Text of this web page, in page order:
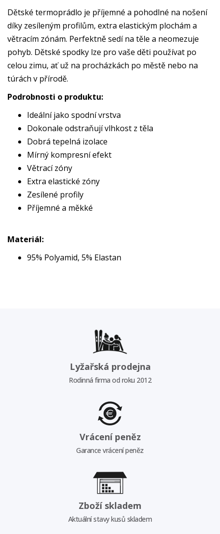
Dětské termoprádlo je příjemné a pohodlné na nošení
díky zesíleným profilům, extra elastickým plochám a
větracím zónám. Perfektně sedí na těle a neomezuje
pohyb. Dětské spodky lze pro vaše děti používat po
celou zimu, ať už na procházkách po městě nebo na
túrách v přírodě.
Podrobnosti o produktu:
Ideální jako spodní vrstva
Dokonale odstraňují vlhkost z těla
Dobrá tepelná izolace
Mírný kompresní efekt
Větrací zóny
Extra elastické zóny
Zesílené profily
Příjemné a měkké
Materiál:
95% Polyamid, 5% Elastan
Lyžařská prodejna
Rodinná firma od roku 2012
Vrácení peněz
Garance vrácení peněz
Zboží skladem
Aktuální stavy kusů skladem